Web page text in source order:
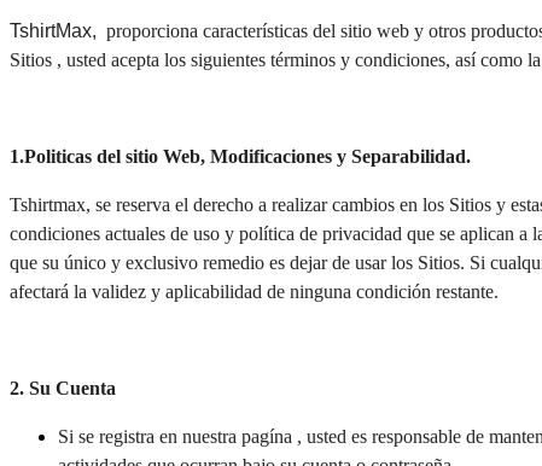
TshirtMax, proporciona características del sitio web y otros
Sitios , usted acepta los siguientes términos y condiciones, así
1.Politicas del sitio Web, Modificaciones y Separabilidad.
Tshirtmax, se reserva el derecho a realizar cambios en los Sitios y
condiciones actuales de uso y política de privacidad que se aplican
que su único y exclusivo remedio es dejar de usar los Sitios. Si
afectará la validez y aplicabilidad de ninguna condición restante.
2. Su Cuenta
Si se registra en nuestra pagína , usted es responsable de